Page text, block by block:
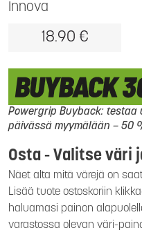
Innova
18.90 €
Powergrip Buyback: testaa
päivässä myymälään – 50
Osta - Valitse väri
Näet alta mitä värejä on
Lisää tuote ostoskoriin
haluamasi painon
varastossa olevan väri-